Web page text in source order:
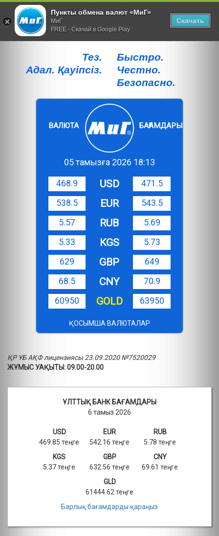
Тез.
Адал. Қауiпсiз.
Быстро.
Честно.
Безопасно.
ВАЛЮТА БАҒАМДАРЫ
05 тамызға 2026 18:13
468.9 USD
471.5
538.5
EUR
543.5
5.57
RUB
5.69
5.33
KGS
5.73
629
GBP
649
68.5
CNY
70.9
60950
GOLD 63950
ҚОСЫМША ВАЛЮТАЛАР
ҚР ҰБ АҚФ лицензиясы 23.09.2020 №7520029
ЖҰМЫС УАҚЫТЫ: 09.00-20.00
ҰЛТТЫҚ БАНК БАҒАМДАРЫ
6 тамыз 2026
USD
469.85 теңге
EUR
542.16 теңге
RUB
5.78 теңге
KGS
5.37 теңге
GBP
632.56 теңге
CNY
69.61 теңге
GLD
61444.62 теңге
Барлық бағамдарды қараңыз
Пункты обмена валют «МиГ»
МиГ
FREE - Скачай в Google Play
Скачать